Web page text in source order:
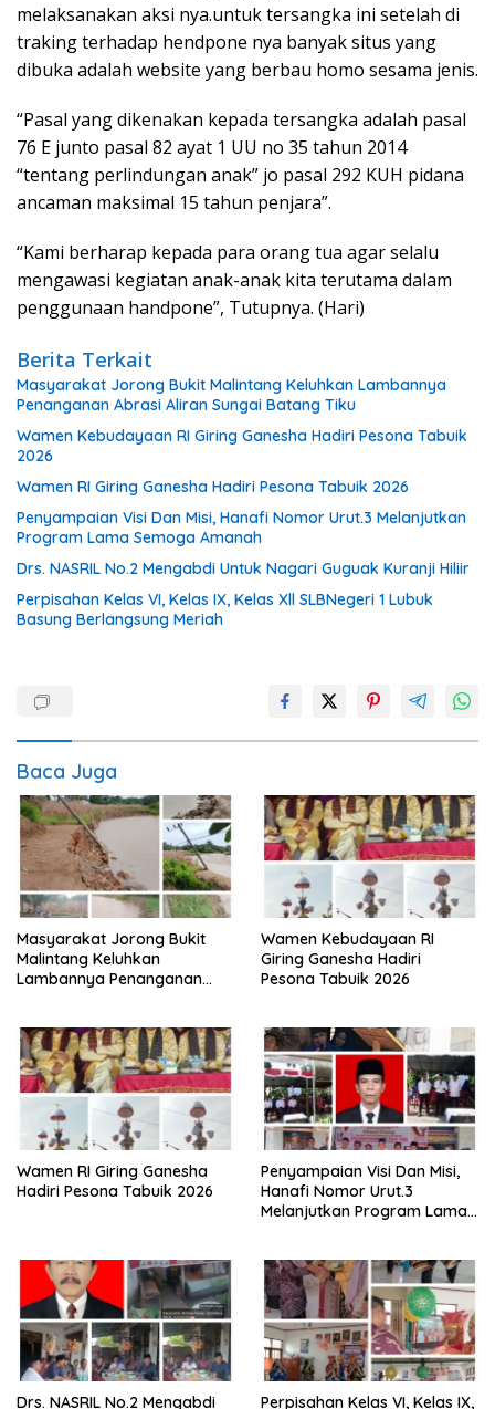
melaksanakan aksi nya.untuk tersangka ini setelah di
traking terhadap hendpone nya banyak situs yang
dibuka adalah website yang berbau homo sesama jenis.
“Pasal yang dikenakan kepada tersangka adalah pasal
76 E junto pasal 82 ayat 1 UU no 35 tahun 2014
“tentang perlindungan anak” jo pasal 292 KUH pidana
ancaman maksimal 15 tahun penjara”.
“Kami berharap kepada para orang tua agar selalu
mengawasi kegiatan anak-anak kita terutama dalam
penggunaan handpone”, Tutupnya. (Hari)
Berita Terkait
Masyarakat Jorong Bukit Malintang Keluhkan Lambannya
Penanganan Abrasi Aliran Sungai Batang Tiku
Wamen Kebudayaan RI Giring Ganesha Hadiri Pesona Tabuik
2026
Wamen RI Giring Ganesha Hadiri Pesona Tabuik 2026
Penyampaian Visi Dan Misi, Hanafi Nomor Urut.3 Melanjutkan
Program Lama Semoga Amanah
Drs. NASRIL No.2 Mengabdi Untuk Nagari Guguak Kuranji Hiliir
Perpisahan Kelas VI, Kelas IX, Kelas Xll SLBNegeri 1 Lubuk
Basung Berlangsung Meriah
Baca Juga
Masyarakat Jorong Bukit
Malintang Keluhkan
Lambannya Penanganan
Wamen Kebudayaan RI
Giring Ganesha Hadiri
Pesona Tabuik 2026
Wamen RI Giring Ganesha
Hadiri Pesona Tabuik 2026
Penyampaian Visi Dan Misi,
Hanafi Nomor Urut.3
Melanjutkan Program Lama
Drs. NASRIL No.2 Mengabdi Perpisahan Kelas VI, Kelas IX,